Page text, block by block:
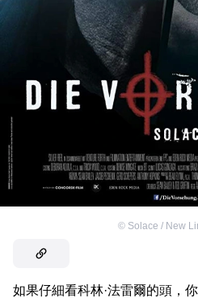
© Solace / New
如果仔細看科林·法雷爾的頭，